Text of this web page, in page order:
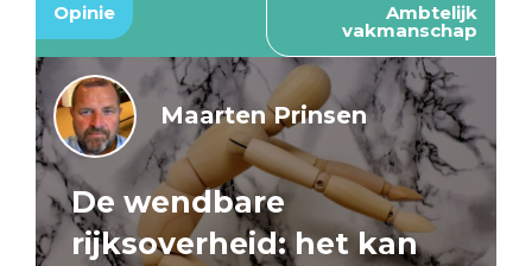
Opinie Ambtelijk
vakmanschap
Maarten Prinsen
De wendbare
rijksoverheid: het kan